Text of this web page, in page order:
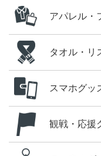
アパレル・
タオル・リ
スマホグッ
観戦・応援